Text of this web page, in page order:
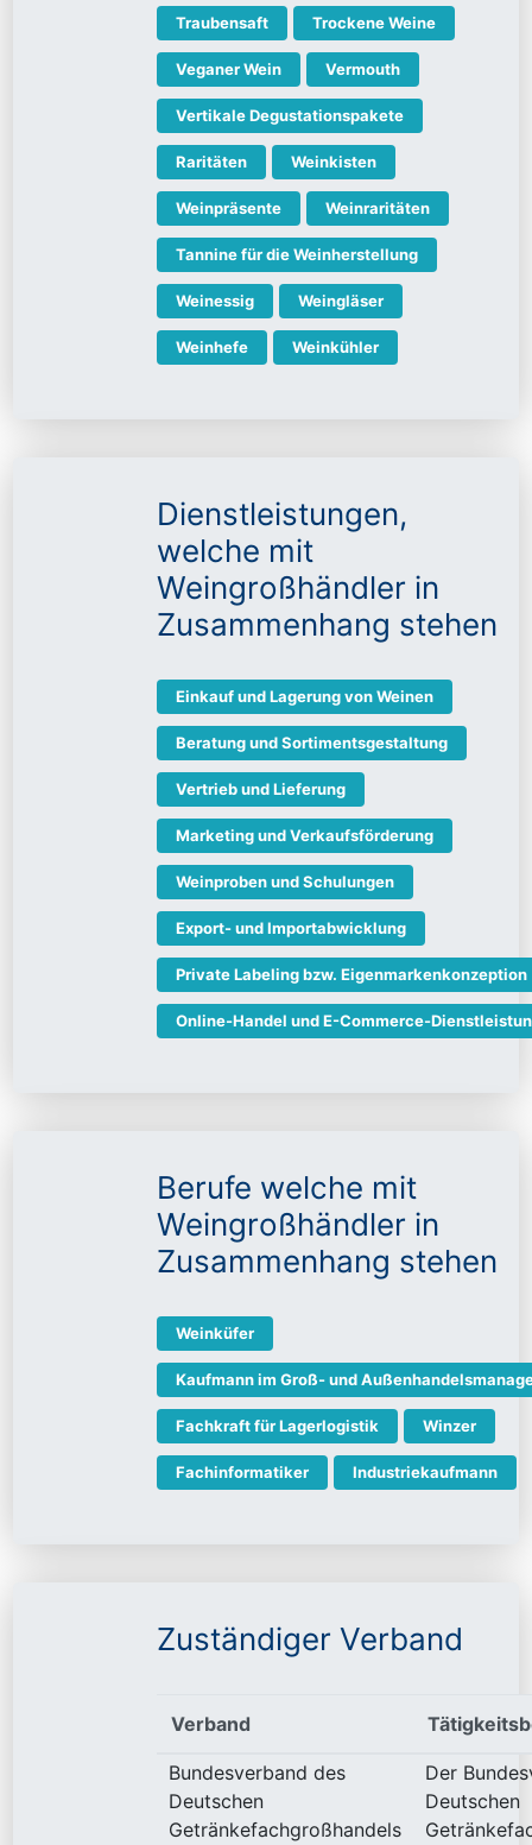
Traubensaft Trockene Weine
Veganer Wein Vermouth
Vertikale Degustationspakete
Raritäten Weinkisten
Weinpräsente Weinraritäten
Tannine für die Weinherstellung
Weinessig Weingläser
Weinhefe Weinkühler
Dienstleistungen,
welche mit
Weingroßhändler in
Zusammenhang stehen
Einkauf und Lagerung von Weinen
Beratung und Sortimentsgestaltung
Vertrieb und Lieferung
Marketing und Verkaufsförderung
Weinproben und Schulungen
Export- und Importabwicklung
Private Labeling bzw. Eigenmarkenkonzeption
Online-Handel und E-Commerce-
Berufe welche mit
Weingroßhändler in
Zusammenhang stehen
Weinküfer
Kaufmann im Groß- und
Fachkraft für Lagerlogistik Winzer
Fachinformatiker Industriekaufmann
Zuständiger Verband
Verband
Bundesverband des
Deutschen
Getränkefachgroßhandels
Der
Deutschen